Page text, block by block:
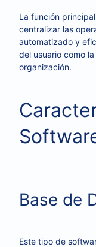
La función
centralizar las
automatizado y
del usuario como
organización.
Base de
Este tipo de